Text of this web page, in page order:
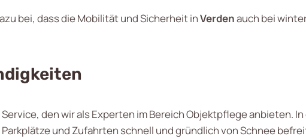
bei, dass die Mobilität und Sicherheit inVerdenauch bei
den wir als Experten im Bereich Objektpflege anbieten.
und Zufahrten schnell und gründlich von Schnee